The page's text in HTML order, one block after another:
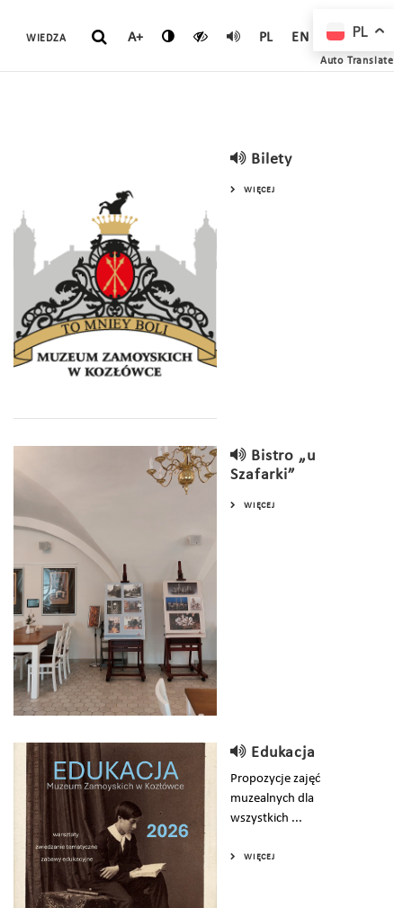
WIEDZA A+ PL EN
Bilety
WIĘCEJ
Bistro „u
Szafarki”
WIĘCEJ
Edukacja
Propozycje zajęć
muzealnych dla
wszystkich ...
WIĘCEJ
PL
Auto Translate